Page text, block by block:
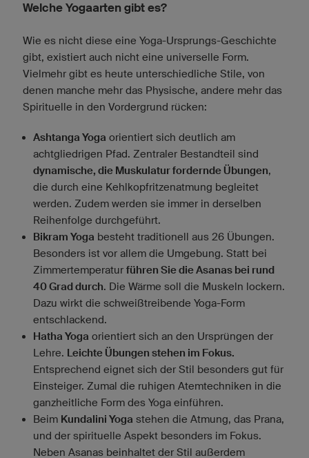
Welche Yogaarten gibt es?
Wie es nicht diese eine Yoga-Ursprungs-Geschichte
gibt, existiert auch nicht eine universelle Form.
Vielmehr gibt es heute unterschiedliche Stile, von
denen manche mehr das Physische, andere mehr das
Spirituelle in den Vordergrund rücken:
Ashtanga Yoga orientiert sich deutlich am
achtgliedrigen Pfad. Zentraler Bestandteil sind
dynamische, die Muskulatur fordernde Übungen,
die durch eine Kehlkopfritzenatmung begleitet
werden. Zudem werden sie immer in derselben
Reihenfolge durchgeführt.
Bikram Yoga besteht traditionell aus 26 Übungen.
Besonders ist vor allem die Umgebung. Statt bei
Zimmertemperatur führen Sie die Asanas bei rund
40 Grad durch. Die Wärme soll die Muskeln lockern.
Dazu wirkt die schweißtreibende Yoga-Form
entschlackend.
Hatha Yoga orientiert sich an den Ursprüngen der
Lehre. Leichte Übungen stehen im Fokus.
Entsprechend eignet sich der Stil besonders gut für
Einsteiger. Zumal die ruhigen Atemtechniken in die
ganzheitliche Form des Yoga einführen.
Beim Kundalini Yoga stehen die Atmung, das Prana,
und der spirituelle Aspekt besonders im Fokus.
Neben Asanas beinhaltet der Stil außerdem